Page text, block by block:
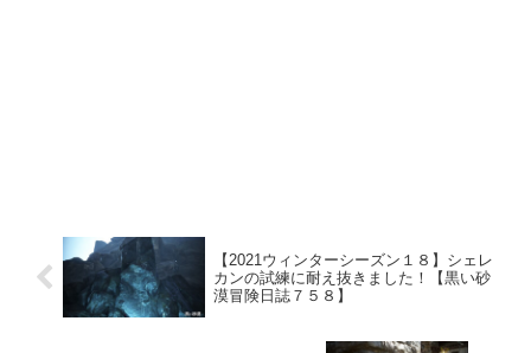
【2021ウィンターシーズン１８】シェレ
カンの試練に耐え抜きました！【黒い砂
漠冒険日誌７５８】